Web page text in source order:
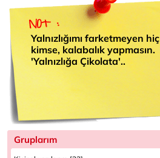
Yalnızlığımı farketmeyen hiç
kimse, kalabalık yapmasın.
'Yalnızlığa Çikolata'..
Gruplarım